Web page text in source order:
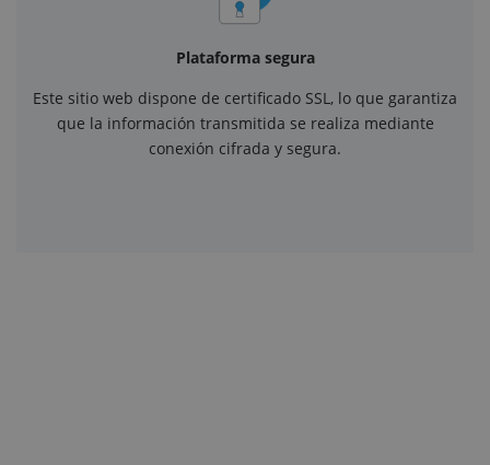
Plataforma segura
Este sitio web dispone de certificado SSL, lo que garantiza
que la información transmitida se realiza mediante
conexión cifrada y segura.